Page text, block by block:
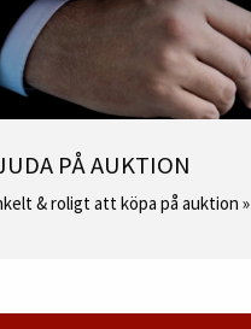
PÅ AUKTION
& roligt att köpa på auktion »